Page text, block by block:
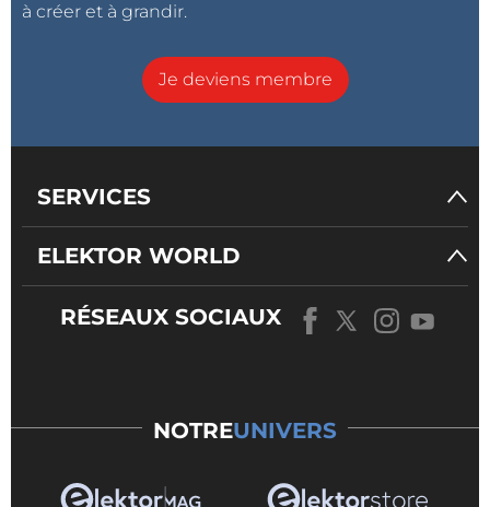
à créer et à grandir.
Je deviens membre
SERVICES
ELEKTOR WORLD
RÉSEAUX SOCIAUX
NOTREUNIVERS